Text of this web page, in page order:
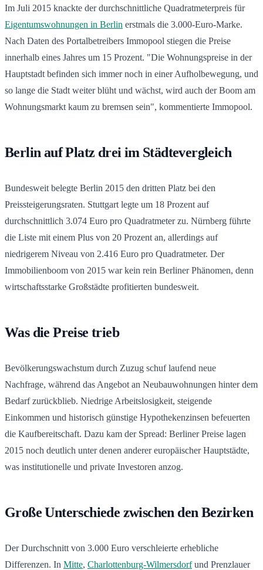
Im Juli 2015 knackte der durchschnittliche Quadratmeterpreis für
Eigentumswohnungen in Berlin erstmals die 3.000-Euro-Marke.
Nach Daten des Portalbetreibers Immopool stiegen die Preise
innerhalb eines Jahres um 15 Prozent. "Die Wohnungspreise in der
Hauptstadt befinden sich immer noch in einer Aufholbewegung, und
so lange die Stadt weiter blüht und wächst, wird auch der Boom am
Wohnungsmarkt kaum zu bremsen sein", kommentierte Immopool.
Berlin auf Platz drei im Städtevergleich
Bundesweit belegte Berlin 2015 den dritten Platz bei den
Preissteigerungsraten. Stuttgart legte um 18 Prozent auf
durchschnittlich 3.074 Euro pro Quadratmeter zu. Nürnberg führte
die Liste mit einem Plus von 20 Prozent an, allerdings auf
niedrigerem Niveau von 2.416 Euro pro Quadratmeter. Der
Immobilienboom von 2015 war kein rein Berliner Phänomen, denn
wirtschaftsstarke Großstädte profitierten bundesweit.
Was die Preise trieb
Bevölkerungswachstum durch Zuzug schuf laufend neue
Nachfrage, während das Angebot an Neubauwohnungen hinter dem
Bedarf zurückblieb. Niedrige Arbeitslosigkeit, steigende
Einkommen und historisch günstige Hypothekenzinsen befeuerten
die Kaufbereitschaft. Dazu kam der Spread: Berliner Preise lagen
2015 noch deutlich unter denen anderer europäischer Hauptstädte,
was institutionelle und private Investoren anzog.
Große Unterschiede zwischen den Bezirken
Der Durchschnitt von 3.000 Euro verschleierte erhebliche
Differenzen. In Mitte, Charlottenburg-Wilmersdorfund Prenzlauer